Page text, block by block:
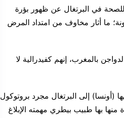
للصحة في البرتغال عن ظهور بؤرة
ما أثار مخاوف من امتداد المرض
بالمغرب، إنهم كفيدرالية لا
(أونسا) إلى البرتغال مجرد بروتوكول
بها طبيب بيطري مهمته الإبلاغ